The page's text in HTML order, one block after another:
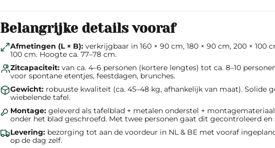
Belangrijke details vooraf
Afmetingen (L × B): verkrijgbaar in 160 × 90 cm, 180 × 90 cm, 200 × 100
100 cm. Hoogte ca. 77–78 cm.
Zitcapaciteit: van ca. 4–6 personen (kortere lengtes) tot ca. 8–10
voor spontane etentjes, feestdagen, brunches.
Gewicht: robuuste kwaliteit (ca. 45–48 kg, afhankelijk van maat). Solide
wiebelende tafel.
Montage: geleverd als tafelblad + metalen onderstel +
onder het blad geschroefd. Met twee personen gaat dit gecontroleerd en
Levering: bezorging tot aan de voordeur in NL & BE met vooraf
op de dag zelf.